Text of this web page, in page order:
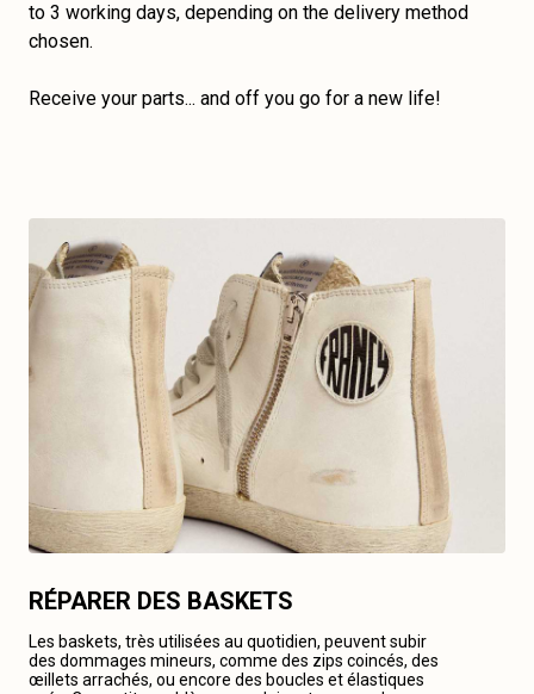
to 3 working days, depending on the delivery method
chosen.
Receive your parts... and off you go for a new life!
RÉPARER DES BASKETS
Les baskets, très utilisées au quotidien, peuvent subir
des dommages mineurs, comme des zips coincés, des
œillets arrachés, ou encore des boucles et élastiques